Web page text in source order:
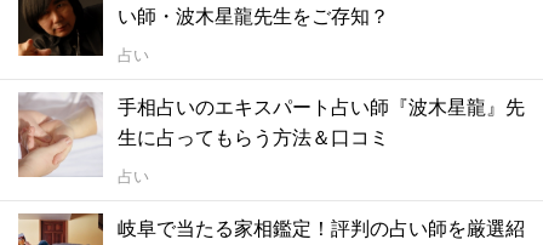
い師・波木星龍先生をご存知？
占い
手相占いのエキスパート占い師『波木星龍』先
生に占ってもらう方法＆口コミ
占い
岐阜で当たる家相鑑定！評判の占い師を厳選紹